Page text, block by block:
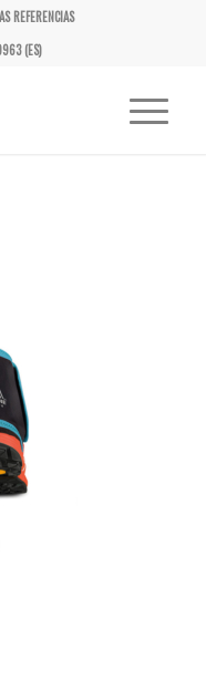
REFERENCIAS
(ES)